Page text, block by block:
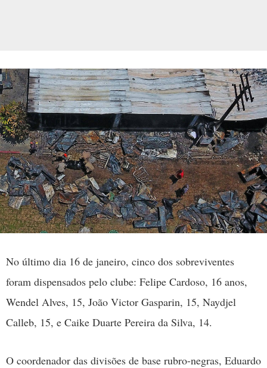
No último dia 16 de janeiro, cinco dos sobreviventes
foram dispensados pelo clube: Felipe Cardoso, 16 anos,
Wendel Alves, 15, João Victor Gasparin, 15, Naydjel
Calleb, 15, e Caike Duarte Pereira da Silva, 14.
O coordenador das divisões de base rubro-negras, Eduardo